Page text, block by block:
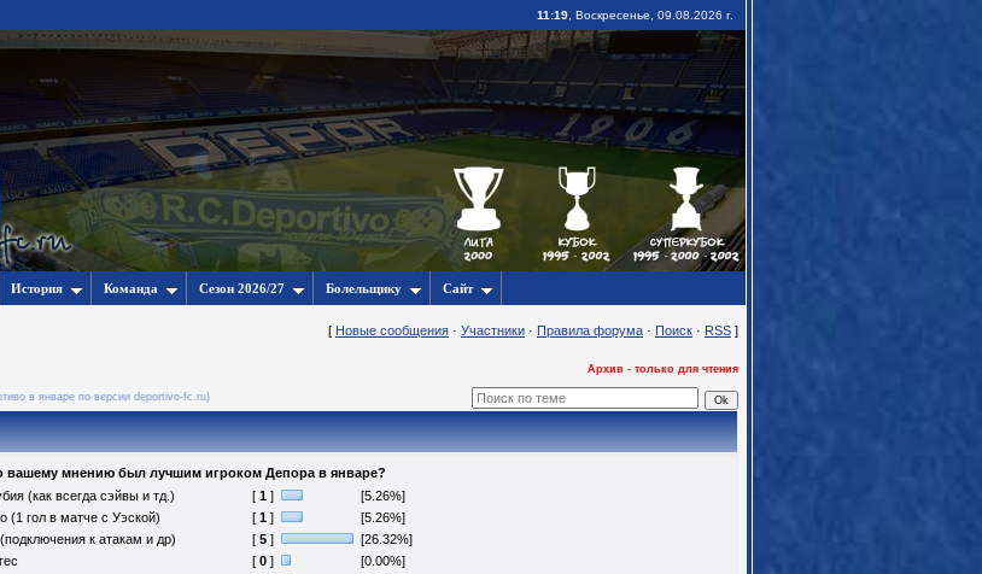
11:19 , Воскресенье, 09.08.2026 г.
История Команда Сезон 2026/27 Болельщику Сайт
[ Новые сообщения · Участники · Правила форума · Поиск · RSS ]
Архив - только для чтения
в январе по версии deportivo-fc.ru)
вашему мнению был лучшим игроком Депора в январе?
(как всегда сэйвы и тд.) [ 1]
[5.26%]
(1 гол в матче с Уэской) [ 1]
[5.26%]
к атакам и др) [ 5]
[26.32%]
[ 0]
[0.00%]